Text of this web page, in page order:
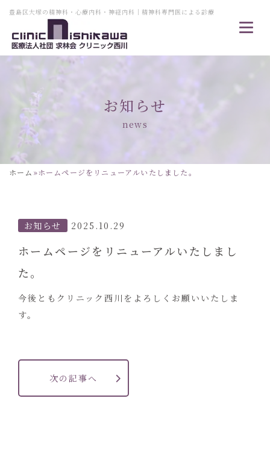
豊島区大塚の精神科・心療内科・神経内科｜精神科専門医による診療
お知らせ
news
ホーム »ホームページをリニューアルいたしました。
お知らせ 2025.10.29
ホームページをリニューアルいたしまし
た。
今後ともクリニック西川をよろしくお願いいたしま
す。
次の記事へ